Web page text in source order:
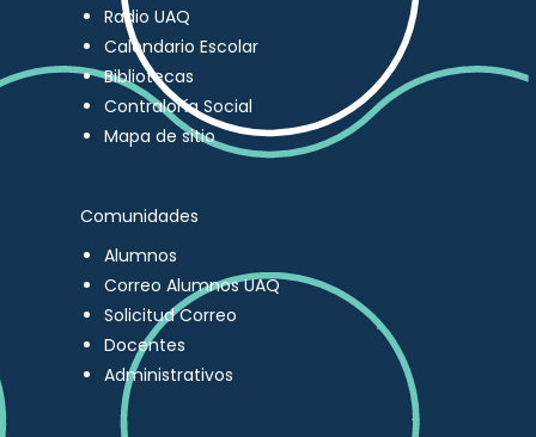
Radio UAQ
Calendario Escolar
Bibliotecas
Contraloría Social
Mapa de sitio
Comunidades
Alumnos
Correo Alumnos UAQ
Solicitud Correo
Docentes
Administrativos